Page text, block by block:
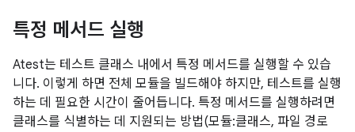
특정 메서드 실행
Atest는 테스트 클래스 내에서 특정 메서드를 실행할 수 있습
니다. 이렇게 하면 전체 모듈을 빌드해야 하지만, 테스트를 실행
하는 데 필요한 시간이 줄어듭니다. 특정 메서드를 실행하려면
클래스를 식별하는 데 지원되는 방법(모듈:클래스, 파일 경로